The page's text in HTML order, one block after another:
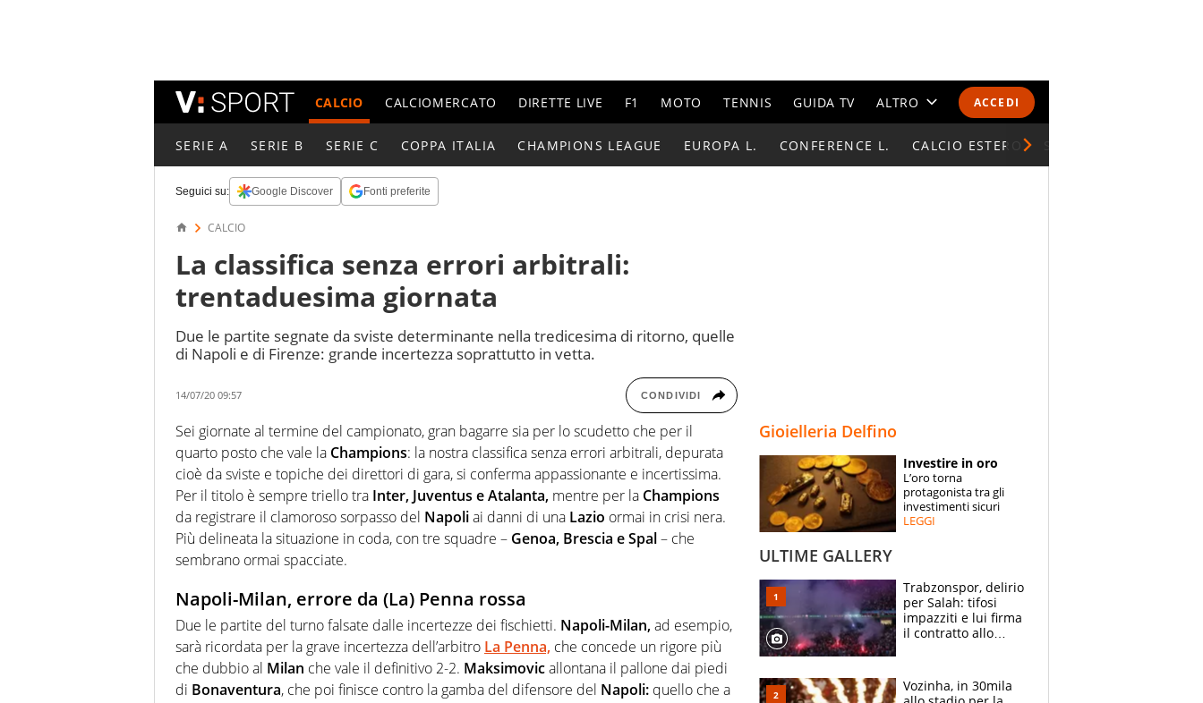
ACCEDI
CALCIO CALCIOMERCATO DIRETTE LIVE F1 MOTO TENNIS GUIDA TV ALTRO
CALENDARI E CLASSIFICHE
ESPERTI
CONTATTI
SERIE A SERIE B SERIE C COPPA ITALIA CHAMPIONS LEAGUE EUROPA L. CONFERENCE L. CALCIO ESTERO
Seguici su: Google Discover Fonti preferite
CALCIO
La classifica senza errori arbitrali:
trentaduesima giornata
Due le partite segnate da sviste determinante nella tredicesima di ritorno, quelle
di Napoli e di Firenze: grande incertezza soprattutto in vetta.
14/07/20 09:57 CONDIVIDI
Sei giornate al termine del campionato, gran bagarre sia per lo scudetto che per il
quarto posto che vale la Champions: la nostra classifica senza errori arbitrali, depurata
cioè da sviste e topiche dei direttori di gara, si conferma appassionante e incertissima.
Per il titolo è sempre triello tra Inter, Juventus e Atalanta, mentre per la Champions
da registrare il clamoroso sorpasso del Napoliai danni di una Lazio ormai in crisi nera.
Più delineata la situazione in coda, con tre squadre – Genoa, Brescia e Spal– che
sembrano ormai spacciate.
Napoli-Milan, errore da (La) Penna rossa
Due le partite del turno falsate dalle incertezze dei fischietti. Napoli-Milan,ad esempio,
sarà ricordata per la grave incertezza dell’arbitro La Penna, che concede un rigore più
che dubbio al Milan che vale il definitivo 2-2. Maksimovicallontana il pallone dai piedi
di Bonaventura, che poi finisce contro la gamba del difensore del Napoli: quello che a
Gioielleria Delfino
Investire in oro
L’oro torna
protagonista tra gli
investimenti sicuri
LEGGI
ULTIME GALLERY
Trabzonspor, delirio
per Salah: tifosi
impazziti e lui firma
il contratto allo
Vozinha, in 30mila